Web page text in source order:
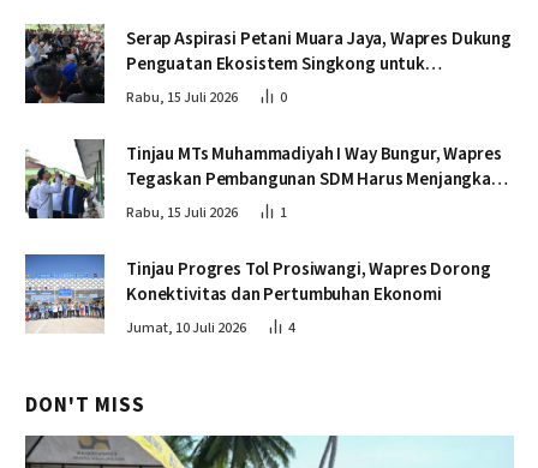
Serap Aspirasi Petani Muara Jaya, Wapres Dukung
Penguatan Ekosistem Singkong untuk
Swasembada Pangan
Rabu, 15 Juli 2026 0
Tinjau MTs Muhammadiyah I Way Bungur, Wapres
Tegaskan Pembangunan SDM Harus Menjangkau
Seluruh Sekolah
Rabu, 15 Juli 2026 1
Tinjau Progres Tol Prosiwangi, Wapres Dorong
Konektivitas dan Pertumbuhan Ekonomi
Jumat, 10 Juli 2026 4
DON'T MISS